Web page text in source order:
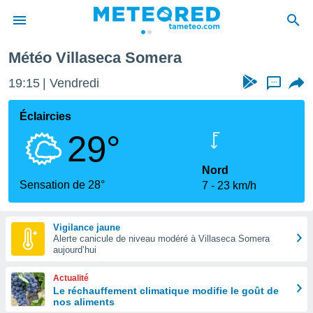
de
Météo Villaseca Somera
19:15 Vendredi ...
Éclaircies
29°
Sensation de 28°
Nord
7
23 km/h
Vigilance jaune
Alerte canicule de niveau modéré à Villaseca Somera
aujourd’hui
Actualité
Le réchauffement climatique modifie le goût de
nos aliments